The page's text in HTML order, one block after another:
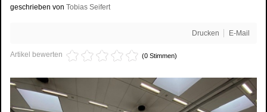
geschrieben von Tobias Seifert
Drucken E-Mail
Artikel bewerten (0 Stimmen)